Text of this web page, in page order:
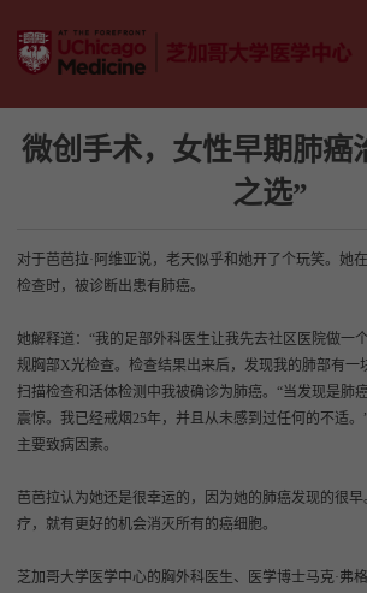
微创手术，女性早期肺癌
之选”
对于芭芭拉·阿维亚说，老天似乎和她开了个玩笑。她
检查时，被诊断出患有肺癌。
她解释道：“我的足部外科医生让我先去社区医院做一
规胸部X光检查。检查结果出来后，发现我的肺部有一
扫描检查和活体检测中我被确诊为肺癌。“当发现是肺
震惊。我已经戒烟25年，并且从未感到过任何的不适。
主要致病因素。
芭芭拉认为她还是很幸运的，因为她的肺癌发现的很
疗，就有更好的机会消灭所有的癌细胞。
芝加哥大学医学中心的胸外科医生、医学博士马克·弗